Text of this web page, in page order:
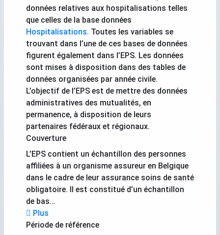
données relatives aux hospitalisations telles
que celles de la base données
Hospitalisations. Toutes les variables se
trouvant dans l’une de ces bases de données
figurent également dans l’EPS. Les données
sont mises à disposition dans des tables de
données organisées par année civile.
L’objectif de l’EPS est de mettre des données
administratives des mutualités, en
permanence, à disposition de leurs
partenaires fédéraux et régionaux.
Couverture
L’EPS contient un échantillon des personnes
affiliées à un organisme assureur en Belgique
dans le cadre de leur assurance soins de santé
obligatoire. Il est constitué d’un échantillon
de bas…
Plus
Période de référence